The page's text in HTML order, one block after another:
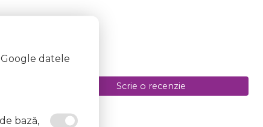
Scrie o recenzie
datele
bază,